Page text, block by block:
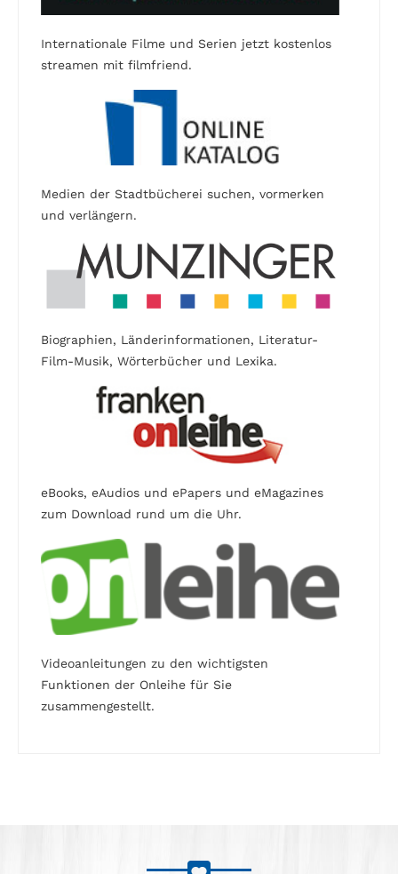
Internationale Filme und Serien jetzt kostenlos
streamen mit filmfriend.
Medien der Stadtbücherei suchen, vormerken
und verlängern.
Biographien, Länderinformationen, Literatur-
Film-Musik, Wörterbücher und Lexika.
eBooks, eAudios und ePapers und eMagazines
zum Download rund um die Uhr.
Videoanleitungen zu den wichtigsten
Funktionen der Onleihe für Sie
zusammengestellt.